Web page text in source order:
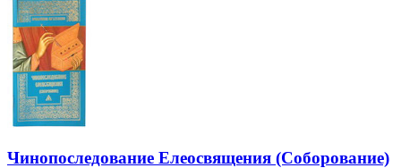
Чинопоследование Елеосвящения (Соборование)